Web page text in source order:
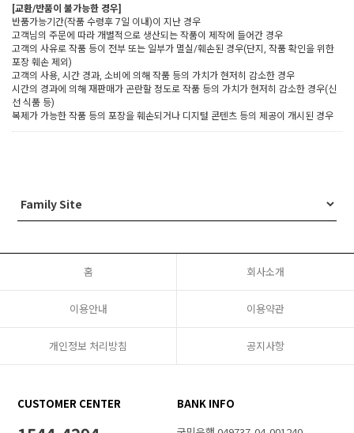
[교환/반품이 불가능한 경우]
반품가능기간(작품 수령후 7일 이내)이 지난 경우
고객님의 주문에 따라 개별적으로 생산되는 작품이 제작에 들어간 경우
고객의 사유로 작품 등이 전부 또는 일부가 멸실/훼손된 경우(단지, 작품 확인을 위한
포장 훼손 제외)
고객의 사용, 시간 경과, 소비에 의해 작품 등의 가치가 현저히 감소한 경우
시간의 경과에 의해 재판매가 곤란할 정도로 작품 등의 가치가 현저히 감소한 경우(신
선 식품 등)
복제가 가능한 작품 등의 포장을 훼손되거나 디지털 콘텐츠 등의 제공이 개시된 경우
홈 회사소개
이용안내 이용약관
개인정보 처리방침 공지사항
CUSTOMER CENTER
BANK INFO